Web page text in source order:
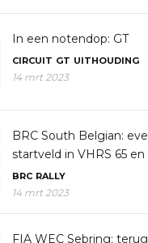
In een notendop: GT
CIRCUIT GT UITHOUDING
14 mrt 2023
BRC South Belgian:
startveld in VHRS 65 en
BRC RALLY
14 mrt 2023
FIA WEC Sebring: